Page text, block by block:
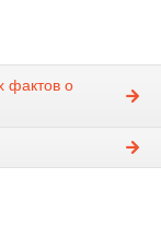
фактов о